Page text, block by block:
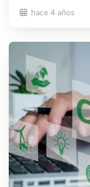
hace 4 años